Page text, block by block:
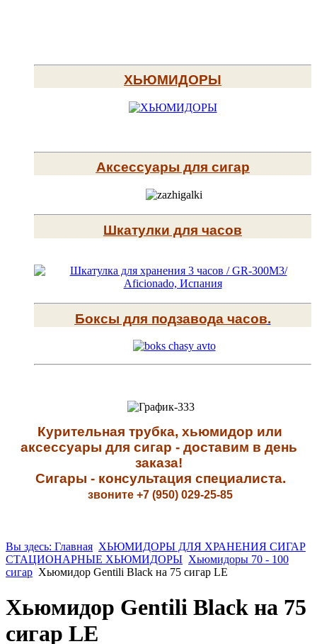
ХЬЮМИДОРЫ
Аксессуары для сигар
Шкатулки для часов
Боксы для подзавода часов.
Курительная трубка, хьюмидор или
аксессуары для сигар - доставим в день
заказа!
Сигары - консультация специалиста.
звоните +7 (950) 029-25-85
Вы здесь: Главная ХЬЮМИДОРЫ ДЛЯ ХРАНЕНИЯ СИГАР
СТАЦИОНАРНЫЕ ХЬЮМИДОРЫ Хьюмидоры 70 - 100
сигар Хьюмидор Gentili Black на 75 сигар LE
Хьюмидор Gentili Black на 75
сигар LE